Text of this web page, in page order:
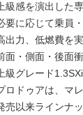
上級感を演出した
要に応じて乗員
出力、低燃費を
面・側面・後面
上級グレード
ロドゥアは、マ
売以来ラインナ